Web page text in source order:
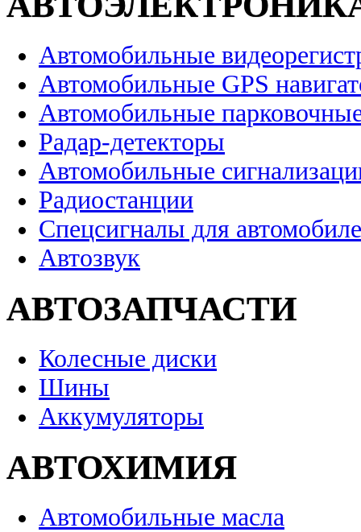
Автомобильные
Автомобильные GPS
Автомобильные
Радар-детекторы
Автомобильные
Радиостанции
Спецсигналы для
Автозвук
АВТОЗАПЧАСТИ
Колесные диски
Шины
Аккумуляторы
АВТОХИМИЯ
Автомобильные масла